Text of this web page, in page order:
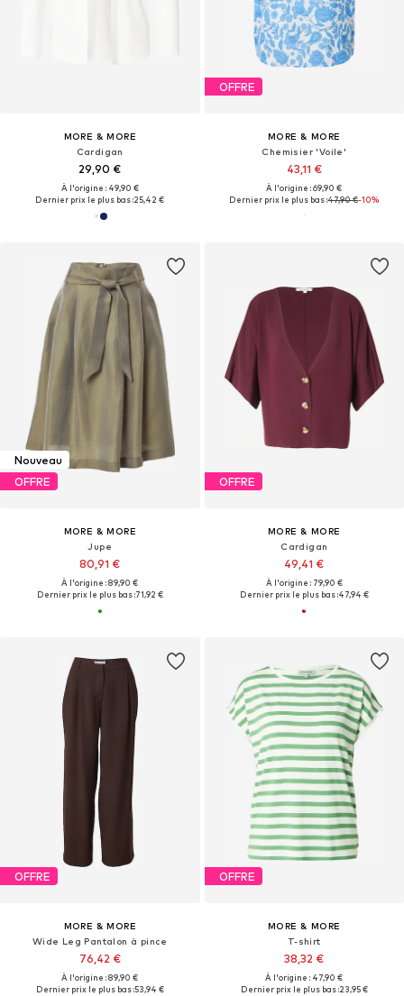
MORE & MORE
Cardigan
29,90 €
À l'origine : 49,90 €
Dernier prix le plus bas :25,42 €
OFFRE
MORE & MORE
Chemisier 'Voile'
43,11 €
À l'origine : 69,90 €
Dernier prix le plus bas :47,90 €-10%
Nouveau
OFFRE
MORE & MORE
Jupe
80,91 €
À l'origine : 89,90 €
Dernier prix le plus bas :71,92 €
OFFRE
MORE & MORE
Cardigan
49,41 €
À l'origine : 79,90 €
Dernier prix le plus bas :47,94 €
OFFRE
MORE & MORE
Wide Leg Pantalon à pince
76,42 €
À l'origine : 89,90 €
Dernier prix le plus bas :53,94 €
OFFRE
MORE & MORE
T-shirt
38,32 €
À l'origine : 47,90 €
Dernier prix le plus bas :23,95 €